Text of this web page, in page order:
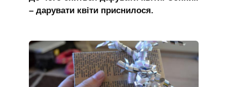
– дарувати квіти приснилося.